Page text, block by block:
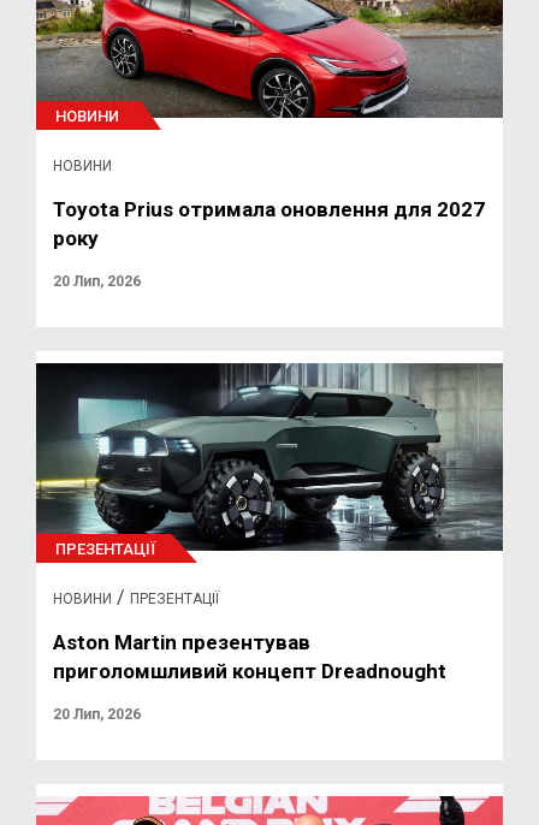
НОВИНИ
НОВИНИ
Toyota Prius отримала оновлення для 2027
року
20 Лип, 2026
ПРЕЗЕНТАЦІЇ
НОВИНИ / ПРЕЗЕНТАЦІЇ
Aston Martin презентував
приголомшливий концепт Dreadnought
20 Лип, 2026